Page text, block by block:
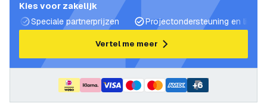
Kies voor zakelijk
Speciale partnerprijzen
Projectondersteuning en
Vertel me meer
+6